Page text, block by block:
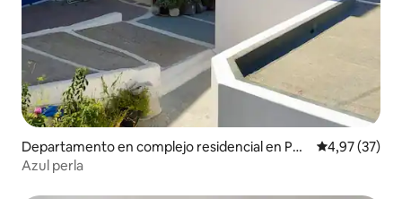
Departamento en complejo residencial en Per
a Triovasalos
Calificación
4,97 (37)
Azul perla